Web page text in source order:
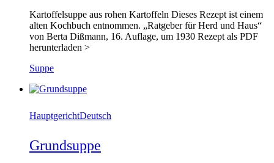
Kartoffelsuppe aus rohen Kartoffeln Dieses Rezept ist einem
alten Kochbuch entnommen. „Ratgeber für Herd und Haus“
von Berta Dißmann, 16. Auflage, um 1930 Rezept als PDF
herunterladen >
Suppe
HauptgerichtDeutsch
Grundsuppe